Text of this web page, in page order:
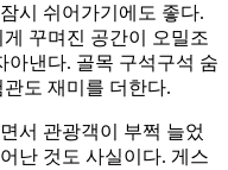
시 쉬어가기에도 좋다.
꾸며진 공간이 오밀조
아낸다. 골목 구석구석 숨
도 재미를 더한다.
서 관광객이 부쩍 늘었
난 것도 사실이다. 게스